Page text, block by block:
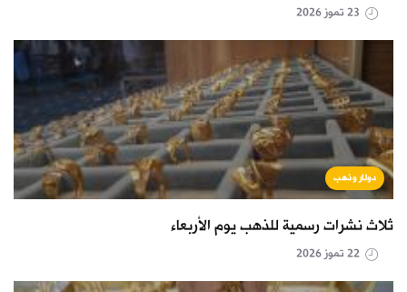
دولار وذهب
ثلاث نشرات رسمية للذهب يوم الأربعاء